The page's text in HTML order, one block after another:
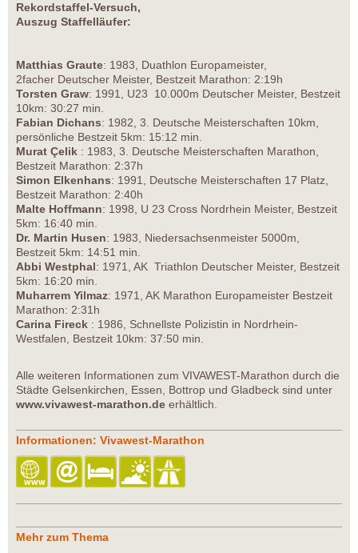
Rekordstaffel-Versuch,
Auszug Staffelläufer:
Matthias Graute: 1983, Duathlon Europameister,
2facher Deutscher Meister, Bestzeit Marathon: 2:19h
Torsten Graw: 1991, U23 10.000m Deutscher Meister, Bestzeit
10km: 30:27 min.
Fabian Dichans: 1982, 3. Deutsche Meisterschaften 10km,
persönliche Bestzeit 5km: 15:12 min.
Murat Çelik : 1983, 3. Deutsche Meisterschaften Marathon,
Bestzeit Marathon: 2:37h
Simon Elkenhans: 1991, Deutsche Meisterschaften 17 Platz,
Bestzeit Marathon: 2:40h
Malte Hoffmann: 1998, U 23 Cross Nordrhein Meister, Bestzeit
5km: 16:40 min.
Dr. Martin Husen: 1983, Niedersachsenmeister 5000m,
Bestzeit 5km: 14:51 min.
Abbi Westphal: 1971, AK Triathlon Deutscher Meister, Bestzeit
5km: 16:20 min.
Muharrem Yilmaz: 1971, AK Marathon Europameister Bestzeit
Marathon: 2:31h
Carina Fireck : 1986, Schnellste Polizistin in Nordrhein-
Westfalen, Bestzeit 10km: 37:50 min.
Alle weiteren Informationen zum VIVAWEST-Marathon durch die
Städte Gelsenkirchen, Essen, Bottrop und Gladbeck sind unter
www.vivawest-marathon.de erhältlich.
Informationen: Vivawest-Marathon
Mehr zum Thema